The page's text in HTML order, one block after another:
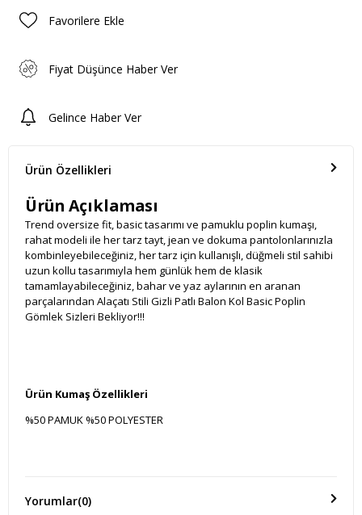
Favorilere Ekle
Fiyat Düşünce Haber Ver
Gelince Haber Ver
Ürün Özellikleri
Ürün Açıklaması
Trend oversize fit, basic tasarımı ve pamuklu poplin kumaşı,
rahat modeli ile her tarz tayt, jean ve dokuma pantolonlarınızla
kombinleyebileceğiniz, her tarz için kullanışlı, düğmeli stil sahibi
uzun kollu tasarımıyla hem günlük hem de klasik
tamamlayabileceğiniz, bahar ve yaz aylarının en aranan
parçalarından Alaçatı Stili Gizli Patlı Balon Kol Basic Poplin
Gömlek Sizleri Bekliyor!!!
Ürün Kumaş Özellikleri
%50 PAMUK %50 POLYESTER
Kol Boyu:38 Cm Göğüs:48 Cm Ürün Boyu:59 Cm
Yorumlar(0)